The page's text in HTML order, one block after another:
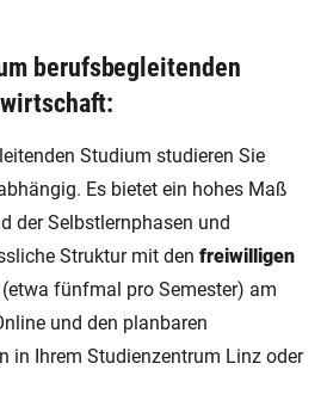
berufsbegleitenden
Studium studieren Sie
Es bietet ein hohes Maß
der Selbstlernphasen und
Struktur mit den freiwilligen
(etwa fünfmal pro Semester) am
und den planbaren
in Ihrem Studienzentrum Linz oder